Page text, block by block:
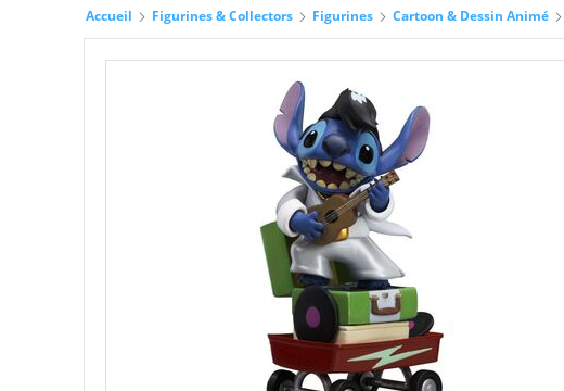
Accueil Figurines & Collectors Figurines Cartoon & Dessin Animé